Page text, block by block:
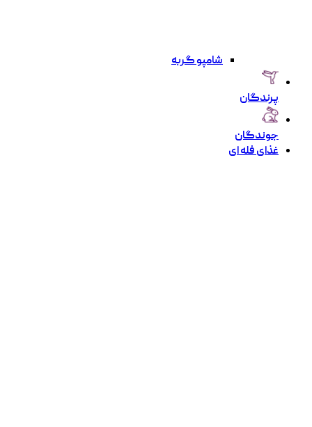
شامپو گربه
پرندگان
جوندگان
غذای فله ای